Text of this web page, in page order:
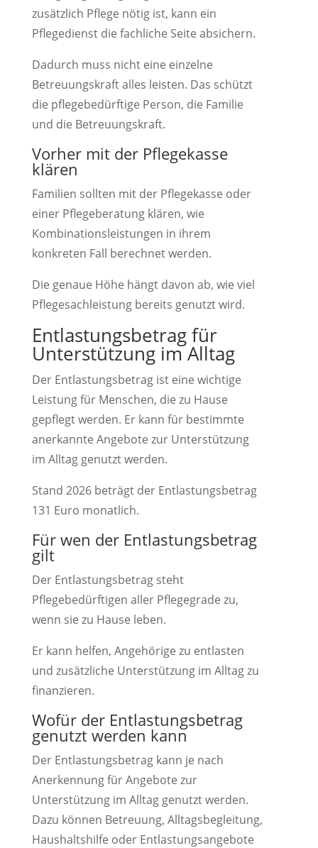
zusätzlich Pflege nötig ist, kann ein
Pflegedienst die fachliche Seite absichern.
Dadurch muss nicht eine einzelne
Betreuungskraft alles leisten. Das schützt
die pflegebedürftige Person, die Familie
und die Betreuungskraft.
Vorher mit der Pflegekasse
klären
Familien sollten mit der Pflegekasse oder
einer Pflegeberatung klären, wie
Kombinationsleistungen in ihrem
konkreten Fall berechnet werden.
Die genaue Höhe hängt davon ab, wie viel
Pflegesachleistung bereits genutzt wird.
Entlastungsbetrag für
Unterstützung im Alltag
Der Entlastungsbetrag ist eine wichtige
Leistung für Menschen, die zu Hause
gepflegt werden. Er kann für bestimmte
anerkannte Angebote zur Unterstützung
im Alltag genutzt werden.
Stand 2026 beträgt der Entlastungsbetrag
131 Euro monatlich.
Für wen der Entlastungsbetrag
gilt
Der Entlastungsbetrag steht
Pflegebedürftigen aller Pflegegrade zu,
wenn sie zu Hause leben.
Er kann helfen, Angehörige zu entlasten
und zusätzliche Unterstützung im Alltag zu
finanzieren.
Wofür der Entlastungsbetrag
genutzt werden kann
Der Entlastungsbetrag kann je nach
Anerkennung für Angebote zur
Unterstützung im Alltag genutzt werden.
Dazu können Betreuung, Alltagsbegleitung,
Haushaltshilfe oder Entlastungsangebote